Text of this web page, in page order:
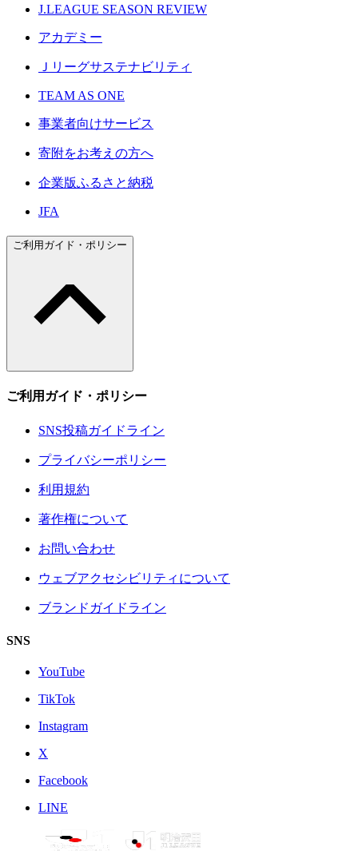
J.LEAGUE SEASON REVIEW
アカデミー
Ｊリーグサステナビリティ
TEAM AS ONE
事業者向けサービス
寄附をお考えの方へ
企業版ふるさと納税
JFA
ご利用ガイド・ポリシー
ご利用ガイド・ポリシー
SNS投稿ガイドライン
プライバシーポリシー
利用規約
著作権について
お問い合わせ
ウェブアクセシビリティについて
ブランドガイドライン
SNS
YouTube
TikTok
Instagram
X
Facebook
LINE